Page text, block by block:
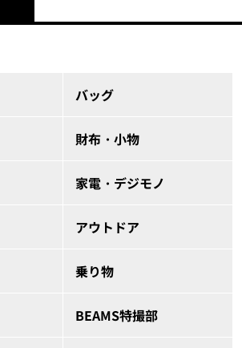
バッグ
財布・小物
家電・デジモノ
アウトドア
乗り物
BEAMS特撮部